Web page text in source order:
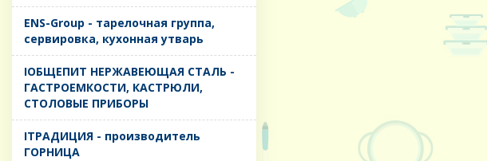
ENS-Group - тарелочная группа,
сервировка, кухонная утварь
IОБЩЕПИТ НЕРЖАВЕЮЩАЯ СТАЛЬ -
ГАСТРОЕМКОСТИ, КАСТРЮЛИ,
СТОЛОВЫЕ ПРИБОРЫ
IТРАДИЦИЯ - производитель
ГОРНИЦА